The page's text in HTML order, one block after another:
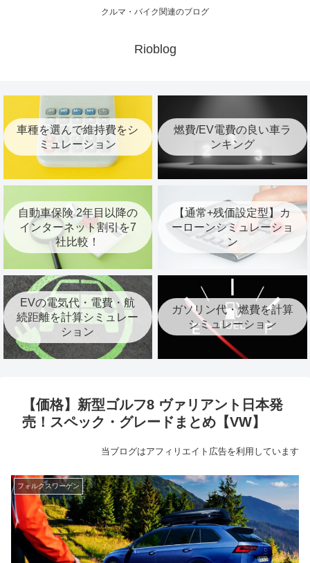
クルマ・バイク関連のブログ
Rioblog
車種を選んで維持費をシ
ミュレーション
燃費/EV電費の良い車ラ
ンキング
自動車保険 2年目以降の
インターネット割引を7
社比較！
【通常+残価設定型】カ
ーローンシミュレーショ
ン
EVの電気代・電費・航
続距離を計算シミュレー
ション
ガソリン代・燃費を計算
シミュレーション
【価格】新型ゴルフ8 ヴァリアント日本発
売！スペック・グレードまとめ【VW】
当ブログはアフィリエイト広告を利用しています
フォルクスワーゲン